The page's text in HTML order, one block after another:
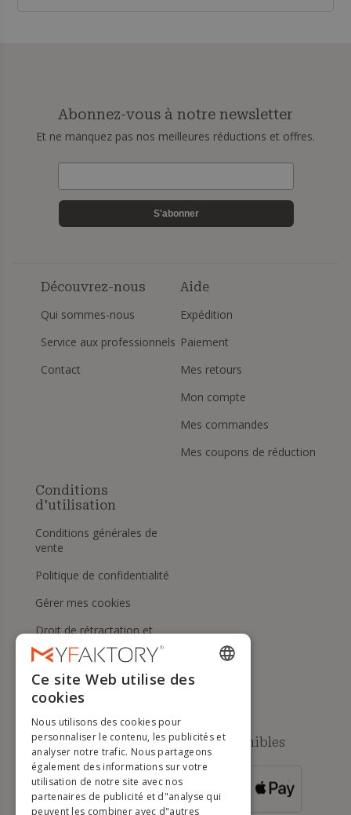
Abonnez-vous à notre newsletter
Et ne manquez pas nos meilleures réductions et offres.
S'abonner
Découvrez-nous
Qui sommes-nous
Service aux professionnels
Contact
Aide
Expédition
Paiement
Mes retours
Mon compte
Mes commandes
Mes coupons de réduction
Conditions
d'utilisation
Conditions générales de
vente
Politique de confidentialité
Gérer mes cookies
Droit de rétractation et
retours
Aide
Méthodes de paiement disponibles
POUR LES
COMMANDES
SUPÉRIEURES À
ENGLISH
DUTCH
GERMAN
Ce site Web utilise des
cookies
Nous utilisons des cookies pour
personnaliser le contenu, les publicités et
analyser notre trafic. Nous partageons
également des informations sur votre
utilisation de notre site avec nos
partenaires de publicité et d"analyse qui
peuvent les combiner avec d"autres